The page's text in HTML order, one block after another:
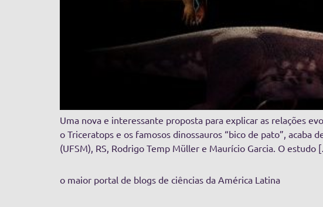
Uma nova e interessante proposta para explicar as relações
o Triceratops e os famosos dinossauros “bico de pato”, acaba
(UFSM), RS, Rodrigo Temp Müller e Maurício Garcia. O estudo
o maior portal de blogs de ciências da América Latina